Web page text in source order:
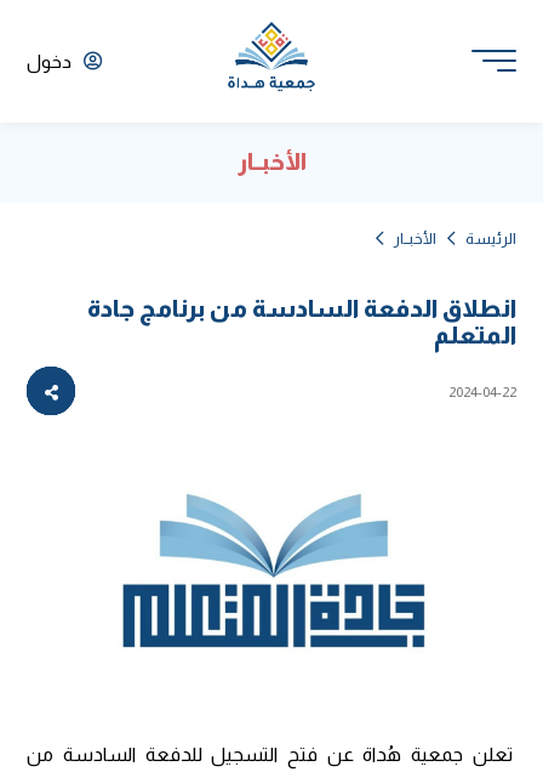
دخول
الأخبــار
الرئيسة الأخبــار
انطلاق الدفعة السادسة من برنامج جادة
المتعلم
2024-04-22
تعلن جمعية هُداة عن فتح التسجيل للدفعة السادسة من